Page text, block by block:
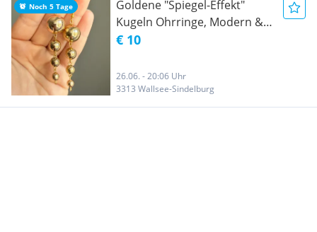
Noch 5 Tage
Goldene "Spiegel-Effekt"
Kugeln Ohrringe, Modern &
Elegant
€ 10
26.06. - 20:06 Uhr
3313 Wallsee-Sindelburg